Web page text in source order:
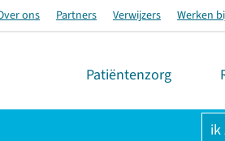
ons Partners Verwijzers Werken
Patiëntenzorg
ik